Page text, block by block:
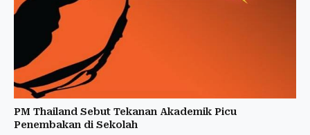
PM Thailand Sebut Tekanan Akademik Picu
Penembakan di Sekolah